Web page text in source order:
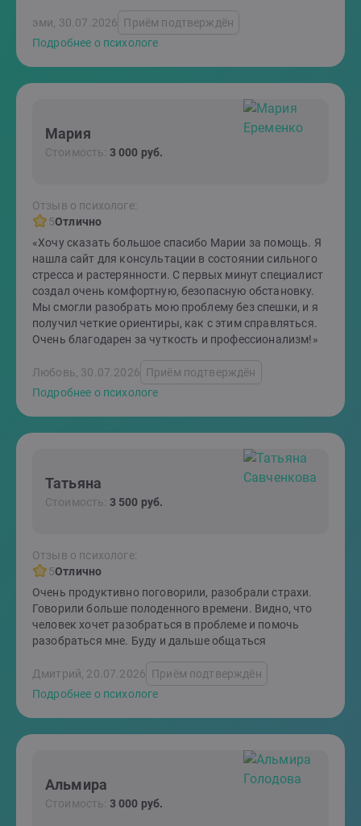
эми, 30.07.2026 Приём подтверждён
Подробнее о психологе
Мария
Стоимость: 3 000 руб.
Отзыв о психологе:
5Отлично
«Хочу сказать большое спасибо Марии за помощь. Я
нашла сайт для консультации в состоянии сильного
стресса и растерянности. С первых минут специалист
создал очень комфортную, безопасную обстановку.
Мы смогли разобрать мою проблему без спешки, и я
получил четкие ориентиры, как с этим справляться.
Очень благодарен за чуткость и профессионализм!»
Любовь, 30.07.2026 Приём подтверждён
Подробнее о психологе
Татьяна
Стоимость: 3 500 руб.
Отзыв о психологе:
5Отлично
Очень продуктивно поговорили, разобрали страхи.
Говорили больше полоденного времени. Видно, что
человек хочет разобраться в проблеме и помочь
разобраться мне. Буду и дальше общаться
Дмитрий, 20.07.2026 Приём подтверждён
Подробнее о психологе
Альмира
Стоимость: 3 000 руб.